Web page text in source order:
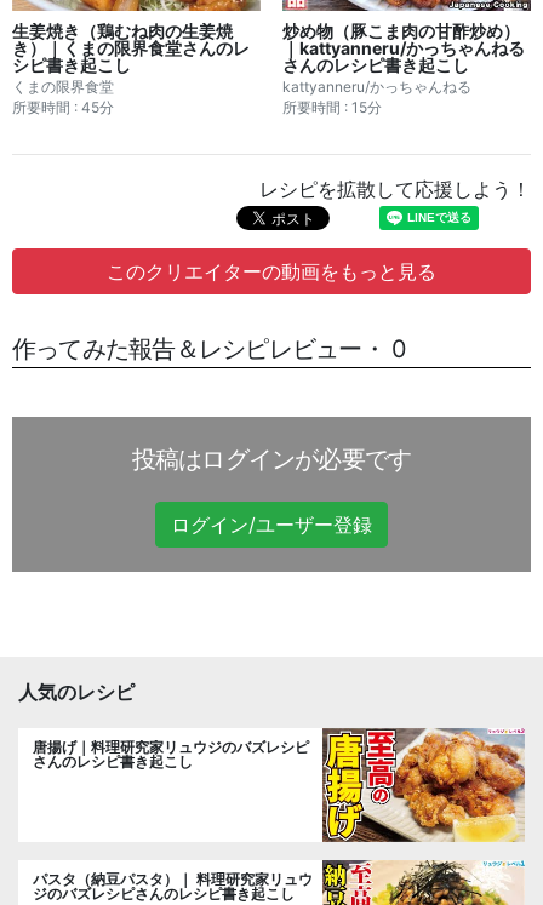
生姜焼き（鶏むね肉の生姜焼
き）｜くまの限界食堂さんのレ
シピ書き起こし
くまの限界食堂
所要時間 : 45分
炒め物（豚こま肉の甘酢炒め）
｜kattyanneru/かっちゃんねる
さんのレシピ書き起こし
kattyanneru/かっちゃんねる
所要時間 : 15分
レシピを拡散して応援しよう！
このクリエイターの動画をもっと見る
作ってみた報告＆レシピレビュー・ 0
投稿はログインが必要です
ログイン/ユーザー登録
人気のレシピ
唐揚げ｜料理研究家リュウジのバズレシピ
さんのレシピ書き起こし
パスタ（納豆パスタ）｜ 料理研究家リュウ
ジのバズレシピさんのレシピ書き起こし